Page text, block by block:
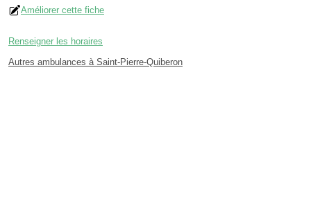
Améliorer cette fiche
Renseigner les horaires
Autres ambulances à Saint-Pierre-Quiberon